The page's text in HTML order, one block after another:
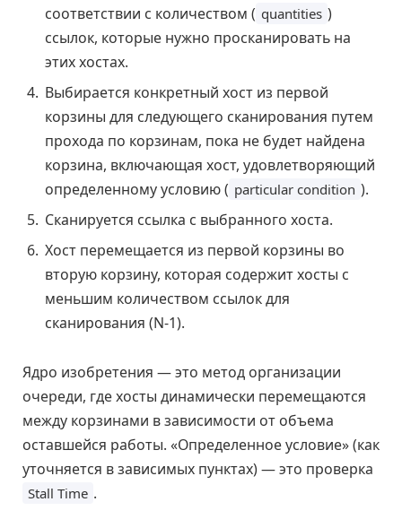
соответствии с количеством ( quantities )
ссылок, которые нужно просканировать на
этих хостах.
Выбирается конкретный хост из первой
корзины для следующего сканирования путем
прохода по корзинам, пока не будет найдена
корзина, включающая хост, удовлетворяющий
определенному условию ( particular condition ).
Сканируется ссылка с выбранного хоста.
Хост перемещается из первой корзины во
вторую корзину, которая содержит хосты с
меньшим количеством ссылок для
сканирования (N-1).
Ядро изобретения — это метод организации
очереди, где хосты динамически перемещаются
между корзинами в зависимости от объема
оставшейся работы. «Определенное условие» (как
уточняется в зависимых пунктах) — это проверка
Stall Time .